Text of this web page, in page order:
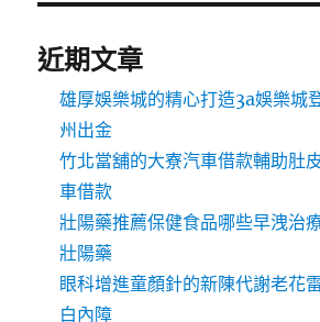
近期文章
雄厚娛樂城的精心打造3a娛樂城
州出金
竹北當舖的大寮汽車借款輔助肚
車借款
壯陽藥推薦保健食品哪些早洩治
壯陽藥
眼科增進童顏針的新陳代謝老花
白內障